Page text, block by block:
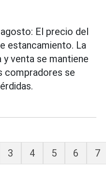
El precio del
estancamiento. La
venta se mantiene
compradores se
3 4 5 6 7